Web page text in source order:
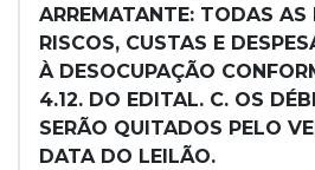
ARREMATANTE: TODAS AS
RISCOS, CUSTAS E
À DESOCUPAÇÃO
4.12. DO EDITAL. C. OS
SERÃO QUITADOS PELO
DATA DO LEILÃO.